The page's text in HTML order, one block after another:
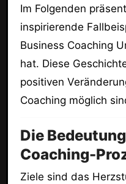
Im Folgenden
inspirierende
Business Coaching
hat. Diese
positiven
Coaching möglich
Die
Coaching-
Ziele sind das